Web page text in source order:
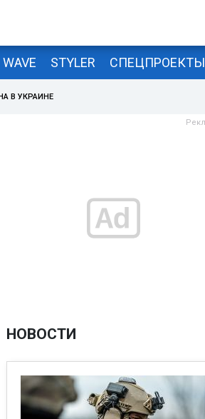
WAVE STYLER СПЕЦПРОЕКТЫ
В УКРАИНЕ
НОВОСТИ